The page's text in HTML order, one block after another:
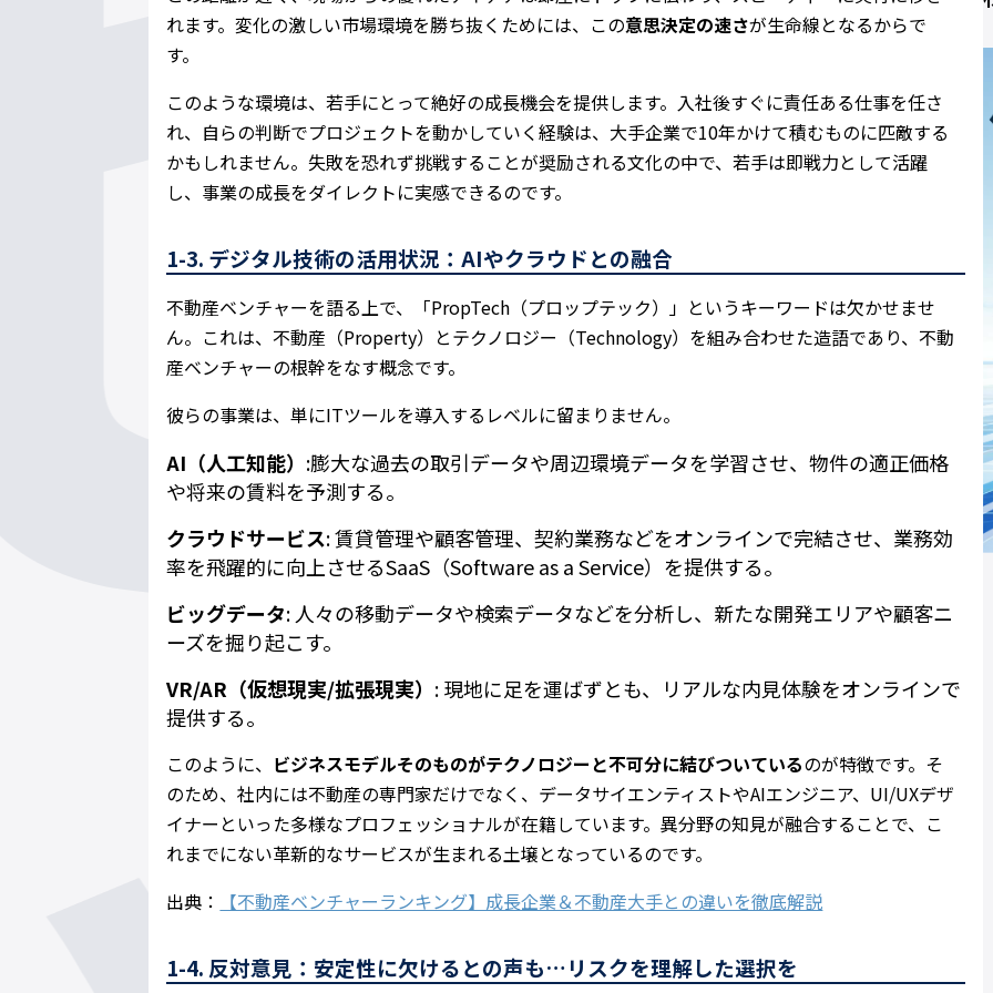
れます。変化の激しい市場環境を勝ち抜くためには、この意思決定の速さが生命線となるからで
す。
このような環境は、若手にとって絶好の成長機会を提供します。入社後すぐに責任ある仕事を任さ
れ、自らの判断でプロジェクトを動かしていく経験は、大手企業で10年かけて積むものに匹敵する
かもしれません。失敗を恐れず挑戦することが奨励される文化の中で、若手は即戦力として活躍
し、事業の成長をダイレクトに実感できるのです。
1-3. デジタル技術の活用状況：AIやクラウドとの融合
不動産ベンチャーを語る上で、「PropTech（プロップテック）」というキーワードは欠かせませ
ん。これは、不動産（Property）とテクノロジー（Technology）を組み合わせた造語であり、不動
産ベンチャーの根幹をなす概念です。
彼らの事業は、単にITツールを導入するレベルに留まりません。
AI（人工知能） :膨大な過去の取引データや周辺環境データを学習させ、物件の適正価格
や将来の賃料を予測する。
クラウドサービス: 賃貸管理や顧客管理、契約業務などをオンラインで完結させ、業務効
率を飛躍的に向上させるSaaS（Software as a Service）を提供する。
ビッグデータ: 人々の移動データや検索データなどを分析し、新たな開発エリアや顧客ニ
ーズを掘り起こす。
VR/AR（仮想現実/拡張現実） : 現地に足を運ばずとも、リアルな内見体験をオンラインで
提供する。
このように、 ビジネスモデルそのものがテクノロジーと不可分に結びついているのが特徴です。そ
のため、社内には不動産の専門家だけでなく、データサイエンティストやAIエンジニア、UI/UXデザ
イナーといった多様なプロフェッショナルが在籍しています。異分野の知見が融合することで、こ
れまでにない革新的なサービスが生まれる土壌となっているのです。
出典：
【不動産ベンチャーランキング】成長企業＆不動産大手との違いを徹底解説
1-4. 反対意見：安定性に欠けるとの声も…リスクを理解した選択を